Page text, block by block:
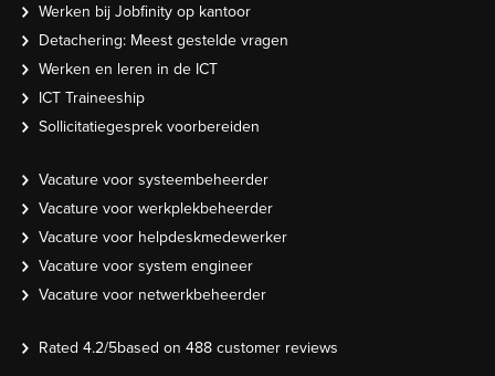
Werken bij Jobfinity op kantoor
Detachering: Meest gestelde vragen
Werken en leren in de ICT
ICT Traineeship
Sollicitatiegesprek voorbereiden
Vacature voor systeembeheerder
Vacature voor werkplekbeheerder
Vacature voor helpdeskmedewerker
Vacature voor system engineer
Vacature voor netwerkbeheerder
Rated 4.2/5based on 488 customer reviews